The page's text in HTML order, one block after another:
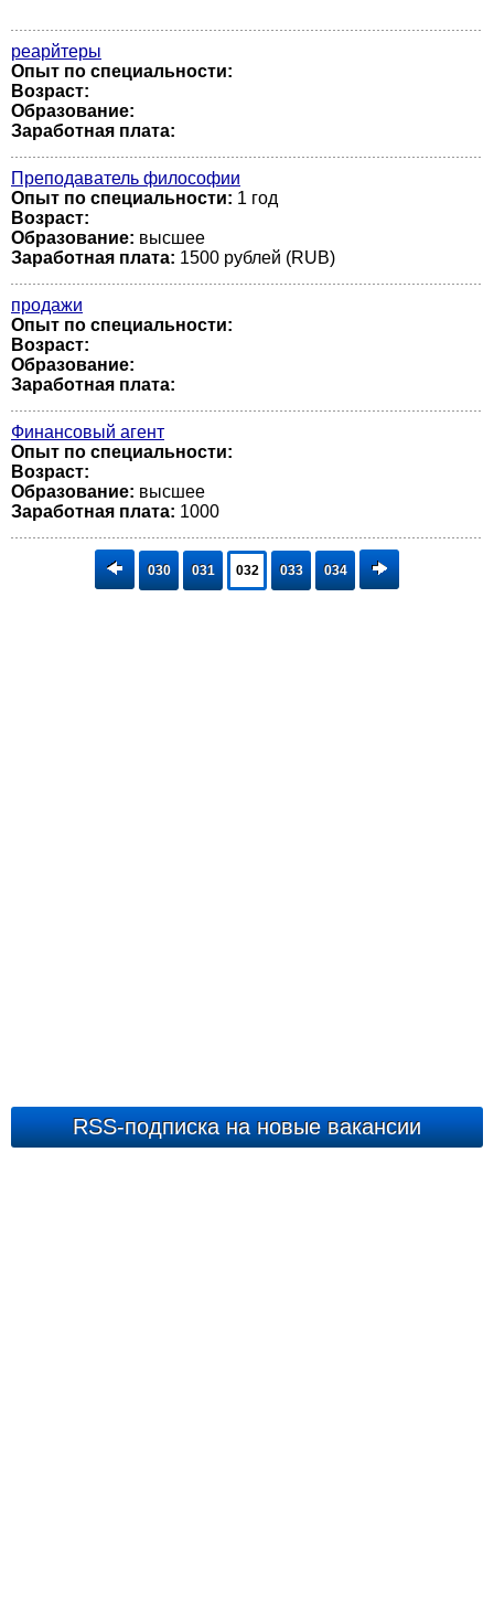
реарйтеры
Опыт по специальности:
Возраст:
Образование:
Заработная плата:
Преподаватель философии
Опыт по специальности: 1 год
Возраст:
Образование: высшее
Заработная плата: 1500 рублей (RUB)
продажи
Опыт по специальности:
Возраст:
Образование:
Заработная плата:
Финансовый агент
Опыт по специальности:
Возраст:
Образование: высшее
Заработная плата: 1000
030 031 032 033 034
RSS-подписка на новые вакансии